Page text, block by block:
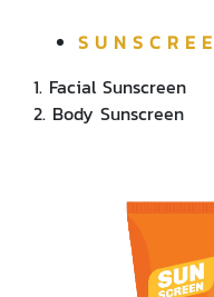
S U N S C R E
1. Facial Sunscreen
2. Body Sunscreen